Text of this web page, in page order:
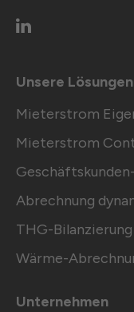
Unsere Lösungen
Mieterstrom
Mieterstrom
Abrechnung
THG-Bilanzierung
Wärme-
Unternehmen